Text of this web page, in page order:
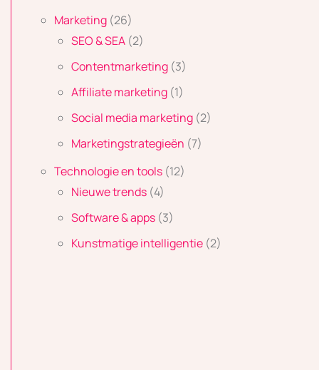
Marketing (26)
SEO & SEA (2)
Contentmarketing (3)
Affiliate marketing (1)
Social media marketing (2)
Marketingstrategieën (7)
Technologie en tools (12)
Nieuwe trends (4)
Software & apps (3)
Kunstmatige intelligentie (2)